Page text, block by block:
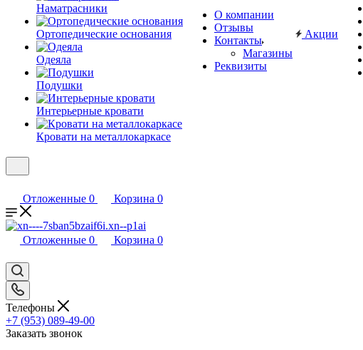
Наматрасники
Ортопедические основания
Одеяла
Подушки
Интерьерные кровати
Кровати на металлокаркасе
О компании
Отзывы
Контакты
Магазины
Реквизиты
Акции
Отложенные 0 Корзина 0
Отложенные 0 Корзина 0
Телефоны
+7 (953) 089-49-00
Заказать звонок